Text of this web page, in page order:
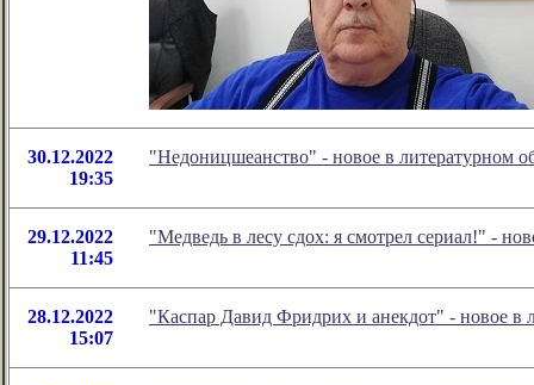
30.12.2022
19:35
"Недоницшеанство" - новое в литературном
29.12.2022
11:45
"Медведь в лесу сдох: я смотрел сериал!" -
28.12.2022
15:07
"Каспар Давид Фридрих и анекдот" - новое в